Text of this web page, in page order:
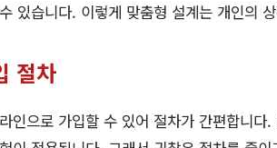
있습니다. 이렇게 맞춤형 설계는 개인의
절차
인으로 가입할 수 있어 절차가 간편합니